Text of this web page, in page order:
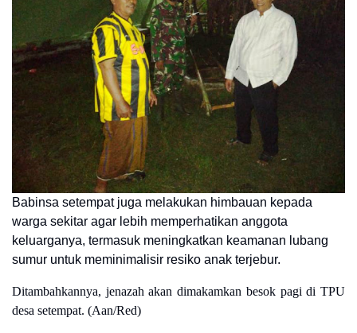
Babinsa setempat juga melakukan himbauan kepada
warga sekitar agar lebih memperhatikan anggota
keluarganya, termasuk meningkatkan keamanan lubang
sumur untuk meminimalisir resiko anak terjebur.
Ditambahkannya, jenazah akan dimakamkan besok pagi di TPU
desa setempat. (Aan/Red)